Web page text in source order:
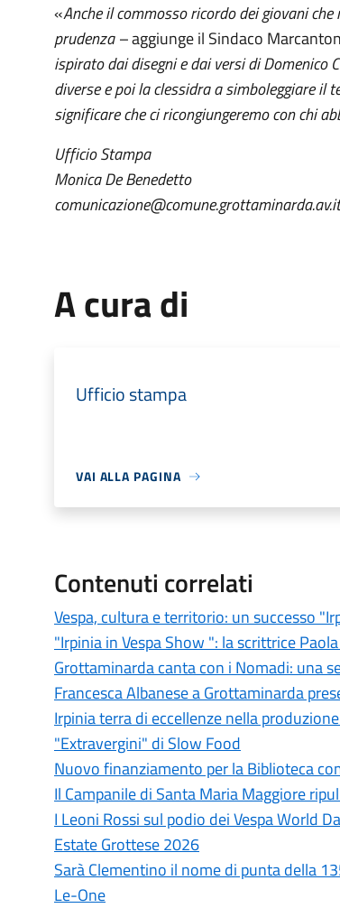
«Anche il commosso ricordo dei giovani
prudenza –aggiunge il Sindaco
ispirato dai disegni e dai versi di
diverse e poi la clessidra a simboleggiare il
significare che ci ricongiungeremo con chi
Ufficio Stampa
Monica De Benedetto
A cura di
Ufficio stampa
VAI ALLA PAGINA
Contenuti correlati
Vespa, cultura e territorio: un successo
"Irpinia in Vespa Show ": la scrittrice
Grottaminarda canta con i Nomadi: una
Francesca Albanese a Grottaminarda
Irpinia terra di eccellenze nella
"Extravergini" di Slow Food
Nuovo finanziamento per la Biblioteca
Il Campanile di Santa Maria Maggiore
I Leoni Rossi sul podio dei Vespa World
Estate Grottese 2026
Sarà Clementino il nome di punta della
Le-One